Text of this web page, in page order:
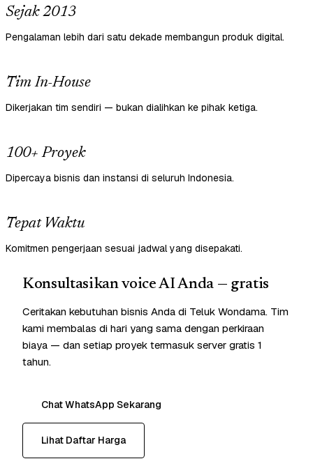
Sejak 2013
Pengalaman lebih dari satu dekade membangun produk digital.
Tim In-House
Dikerjakan tim sendiri — bukan dialihkan ke pihak ketiga.
100+ Proyek
Dipercaya bisnis dan instansi di seluruh Indonesia.
Tepat Waktu
Komitmen pengerjaan sesuai jadwal yang disepakati.
Konsultasikan voice AI Anda — gratis
Ceritakan kebutuhan bisnis Anda di Teluk Wondama. Tim
kami membalas di hari yang sama dengan perkiraan
biaya — dan setiap proyek termasuk server gratis 1
tahun.
Chat WhatsApp Sekarang
Lihat Daftar Harga